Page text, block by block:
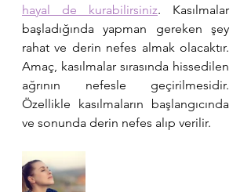
hayal de kurabilirsiniz. Kasılmalar
başladığında yapman gereken şey
rahat ve derin nefes almak olacaktır.
Amaç, kasılmalar sırasında hissedilen
ağrının nefesle geçirilmesidir.
Özellikle kasılmaların başlangıcında
ve sonunda derin nefes alıp verilir.